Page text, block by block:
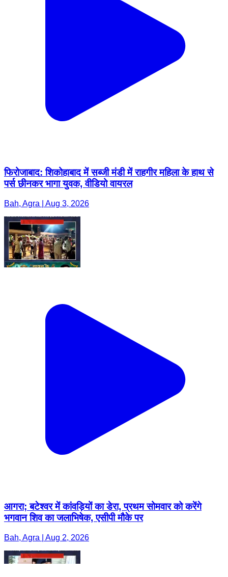
फिरोजाबाद: शिकोहाबाद में सब्जी मंडी में राहगीर महिला के हाथ से
पर्स छीनकर भागा युवक, वीडियो वायरल
Bah, Agra | Aug 3, 2026
आगरा; बटेश्वर में कांवड़ियों का डेरा, प्रथम सोमवार को करेंगे
भगवान शिव का जलाभिषेक, एसीपी मौके पर
Bah, Agra | Aug 2, 2026